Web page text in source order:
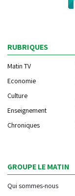
RUBRIQUES
Matin TV
Economie
Culture
Enseignement
Chroniques
GROUPE LE MATIN
Qui sommes-nous